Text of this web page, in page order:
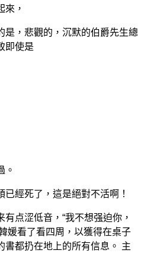
來，
是，悲觀的，沉默的伯爵先生總
即使是
。
經死了，這是絕對不活啊！
点涩低音，“我不想强迫你，
媛看了看四周，以獲得在桌子
書都扔在地上的所有信息。 主